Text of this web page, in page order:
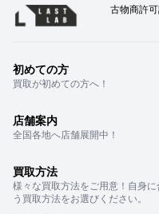
古物商許
初めての方
買取が初めての方へ！
店舗案内
全国各地へ店舗展開中！
買取方法
様々な買取方法をご用意！自身に
う買取方法をお選びください。